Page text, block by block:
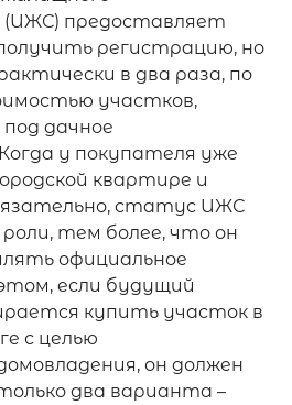
предоставляет
регистрацию, но
в два раза, по
участков,
дачное
у покупателя уже
квартире и
статус ИЖС
тем более, что он
официальное
если будущий
купить участок в
с целью
он должен
два варианта –